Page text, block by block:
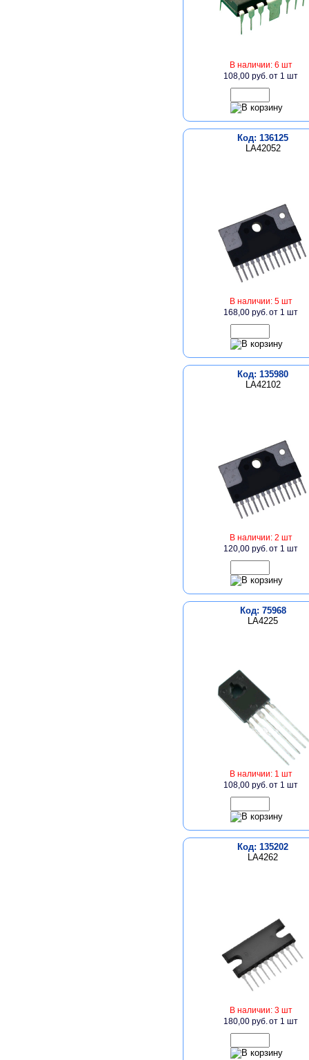
В наличии: 6 шт
108,00 руб.от 1 шт
Код: 136125
LA42052
В наличии: 5 шт
168,00 руб.от 1 шт
Код: 135980
LA42102
В наличии: 2 шт
120,00 руб.от 1 шт
Код: 75968
LA4225
В наличии: 1 шт
108,00 руб.от 1 шт
Код: 135202
LA4262
В наличии: 3 шт
180,00 руб.от 1 шт